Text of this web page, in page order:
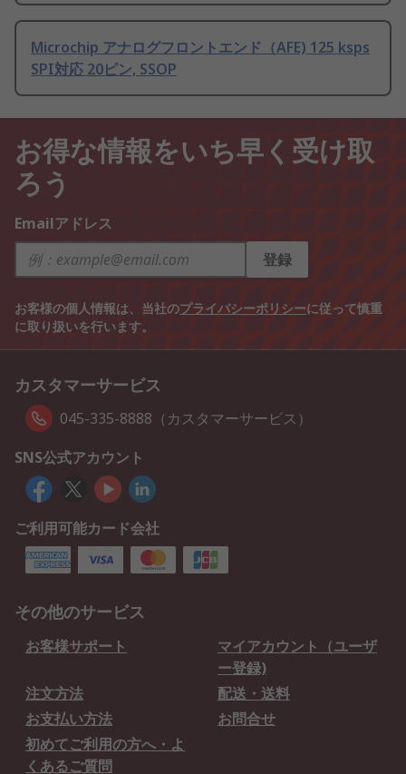
Microchip アナログフロントエンド（AFE) 125 ksps
SPI対応 20ピン, SSOP
お得な情報をいち早く受け取
ろう
Emailアドレス
登録
お客様の個人情報は、当社のプライバシーポリシーに従って慎重
に取り扱いを行います。
カスタマーサービス
045-335-8888（カスタマーサービス）
SNS公式アカウント
ご利用可能カード会社
その他のサービス
お客様サポート
マイアカウント（ユーザ
ー登録)
注文方法
配送・送料
お支払い方法
お問合せ
初めてご利用の方へ・よ
くあるご質問